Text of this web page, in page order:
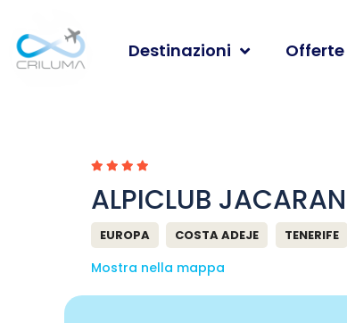
Destinazioni Offerte
ALPICLUB
EUROPA COSTA ADEJE TENERIFE
Mostra nella mappa